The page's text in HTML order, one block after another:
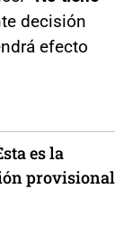
decisión
efecto
es la
provisional